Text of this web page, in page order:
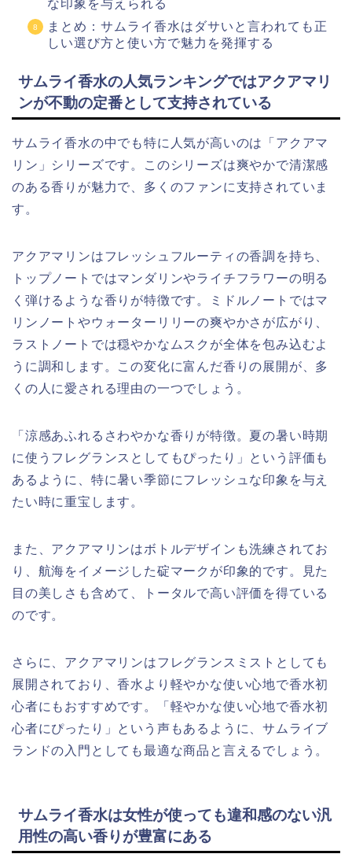
な印象を与えられる
まとめ：サムライ香水はダサいと言われても正
しい選び方と使い方で魅力を発揮する
サムライ香水の人気ランキングではアクアマリ
ンが不動の定番として支持されている
サムライ香水の中でも特に人気が高いのは「アクアマ
リン」シリーズです。このシリーズは爽やかで清潔感
のある香りが魅力で、多くのファンに支持されていま
す。
アクアマリンはフレッシュフルーティの香調を持ち、
トップノートではマンダリンやライチフラワーの明る
く弾けるような香りが特徴です。ミドルノートではマ
リンノートやウォーターリリーの爽やかさが広がり、
ラストノートでは穏やかなムスクが全体を包み込むよ
うに調和します。この変化に富んだ香りの展開が、多
くの人に愛される理由の一つでしょう。
「涼感あふれるさわやかな香りが特徴。夏の暑い時期
に使うフレグランスとしてもぴったり」という評価も
あるように、特に暑い季節にフレッシュな印象を与え
たい時に重宝します。
また、アクアマリンはボトルデザインも洗練されてお
り、航海をイメージした碇マークが印象的です。見た
目の美しさも含めて、トータルで高い評価を得ている
のです。
さらに、アクアマリンはフレグランスミストとしても
展開されており、香水より軽やかな使い心地で香水初
心者にもおすすめです。「軽やかな使い心地で香水初
心者にぴったり」という声もあるように、サムライブ
ランドの入門としても最適な商品と言えるでしょう。
サムライ香水は女性が使っても違和感のない汎
用性の高い香りが豊富にある